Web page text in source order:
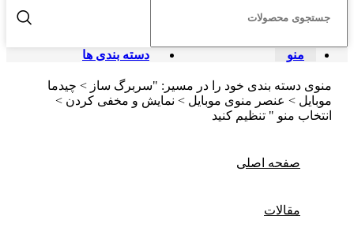
منو دسته بندی ها
منوی دسته بندی خود را در مسیر: "سربرگ ساز > چیدما
موبایل > عنصر منوی موبایل > نمایش و مخفی کردن >
انتخاب منو " تنظیم کنید
صفحه اصلی
مقالات